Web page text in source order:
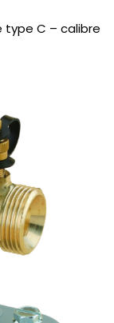
type C – calibre